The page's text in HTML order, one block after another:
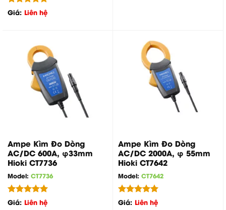
Được xếp
Giá: Liên hệ
Ampe Kìm Đo Dòng
AC/DC 600A, φ33mm
Hioki CT7736
Model: CT7736
Được xếp
Giá: Liên hệ
Ampe Kìm Đo Dòng
AC/DC 2000A, φ 55mm
Hioki CT7642
Model: CT7642
Được xếp
Giá: Liên hệ